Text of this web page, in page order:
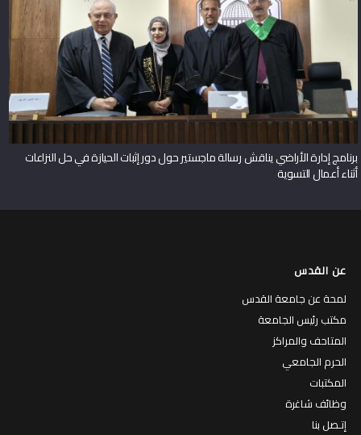
برنامج إدارة الأراضي يناقش رسالة ماجستير حول دور إثبات الحيازة في حل النزاعات
أثناء أعمال التسوية
عن القدس
لمحة عن جامعة القدس
مكتب رئيس الجامعة
المتاحف والمراكز
الحرم الجامعي
المكتبات
وظائف شاغرة
إتـصل بنا